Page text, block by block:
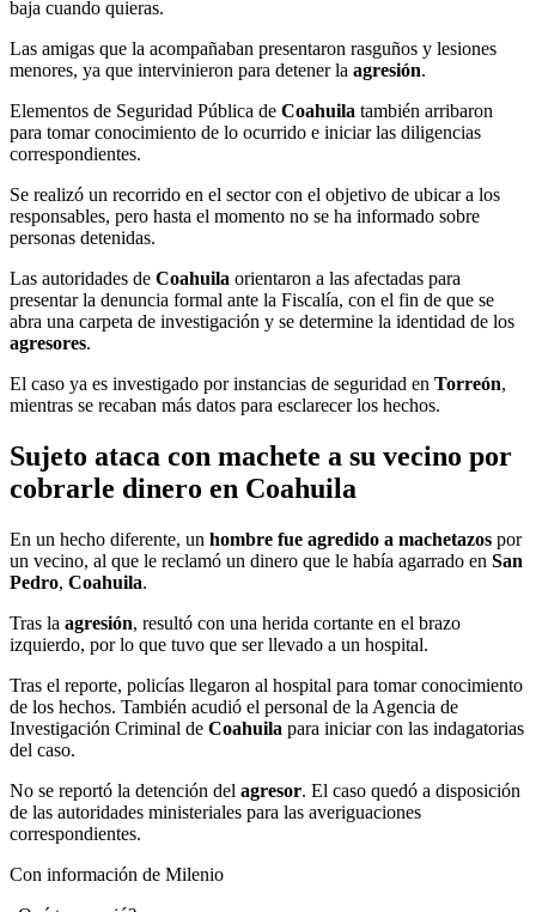
baja cuando quieras.
Las amigas que la acompañaban presentaron rasguños y lesiones
menores, ya que intervinieron para detener la agresión.
Elementos de Seguridad Pública de Coahuila también arribaron
para tomar conocimiento de lo ocurrido e iniciar las diligencias
correspondientes.
Se realizó un recorrido en el sector con el objetivo de ubicar a los
responsables, pero hasta el momento no se ha informado sobre
personas detenidas.
Las autoridades de Coahuila orientaron a las afectadas para
presentar la denuncia formal ante la Fiscalía, con el fin de que se
abra una carpeta de investigación y se determine la identidad de los
agresores.
El caso ya es investigado por instancias de seguridad en Torreón,
mientras se recaban más datos para esclarecer los hechos.
Sujeto ataca con machete a su vecino por
cobrarle dinero en Coahuila
En un hecho diferente, un hombre fue agredido a machetazos por
un vecino, al que le reclamó un dinero que le había agarrado en San
Pedro, Coahuila.
Tras la agresión, resultó con una herida cortante en el brazo
izquierdo, por lo que tuvo que ser llevado a un hospital.
Tras el reporte, policías llegaron al hospital para tomar conocimiento
de los hechos. También acudió el personal de la Agencia de
Investigación Criminal de Coahuila para iniciar con las indagatorias
del caso.
No se reportó la detención del agresor. El caso quedó a disposición
de las autoridades ministeriales para las averiguaciones
correspondientes.
Con información de Milenio